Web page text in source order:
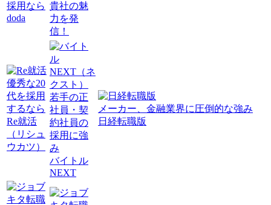
採用なら
doda
貴社の魅
力を発
信！
優秀な20
代を採用
するなら
Re就活
（リシュ
ウカツ）
若手の正
社員・契
約社員の
採用に強
み
バイトル
NEXT
メーカー、金融業界に圧倒的な強み
日経転職版